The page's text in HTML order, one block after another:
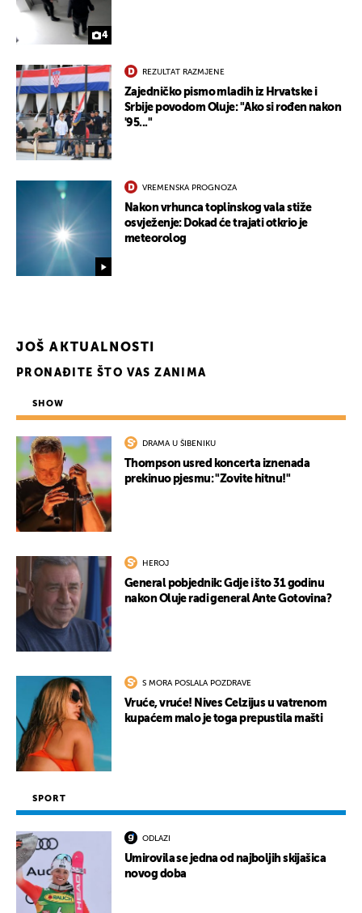
4
REZULTAT RAZMJENE
Zajedničko pismo mladih iz Hrvatske i
Srbije povodom Oluje: "Ako si rođen nakon
'95..."
VREMENSKA PROGNOZA
Nakon vrhunca toplinskog vala stiže
osvježenje: Dokad će trajati otkrio je
meteorolog
JOŠ AKTUALNOSTI
PRONAĐITE ŠTO VAS ZANIMA
SHOW
DRAMA U ŠIBENIKU
Thompson usred koncerta iznenada
prekinuo pjesmu: "Zovite hitnu!"
HEROJ
General pobjednik: Gdje i što 31 godinu
nakon Oluje radi general Ante Gotovina?
S MORA POSLALA POZDRAVE
Vruće, vruće! Nives Celzijus u vatrenom
kupaćem malo je toga prepustila mašti
SPORT
ODLAZI
Umirovila se jedna od najboljih skijašica
novog doba